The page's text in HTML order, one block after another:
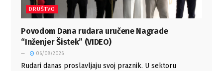
DRUŠTVO
Povodom Dana rudara uručene Nagrade
“Inženjer Šistek” (VIDEO)
06/08/2026
Rudari danas proslavljaju svoj praznik. U sektoru